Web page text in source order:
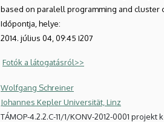
based on paralell programming and cluster
Időpontja, helye:
2014. július 04, 09:45 I207
Fotók a látogatásról>>
Wolfgang Schreiner
Johannes Kepler Universität, Linz
TÁMOP-4.2.2.C-11/1/KONV-2012-0001 projekt